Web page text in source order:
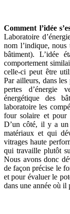
Comment l’idée
Laboratoire
nom l’indique,
bâtiment). L’idée
comportement
celle-ci peut être
Par ailleurs, dans
pertes d’énergie
énergétique des
laboratoire les
four solaire et pour
D’un côté, il y a un
matériaux et qui
vitrages haute
qui travaille plutôt
Nous avons donc
de façon précise le
et pour évaluer le
dans une année où il